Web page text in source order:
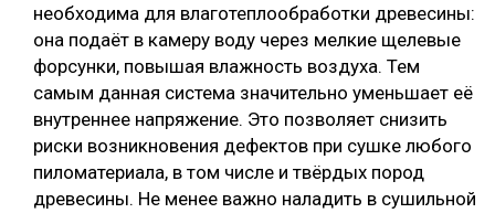
необходима для влаготеплообработки древесины:
она подаёт в камеру воду через мелкие щелевые
форсунки, повышая влажность воздуха. Тем
самым данная система значительно уменьшает её
внутреннее напряжение. Это позволяет снизить
риски возникновения дефектов при сушке любого
пиломатериала, в том числе и твёрдых пород
древесины. Не менее важно наладить в сушильной